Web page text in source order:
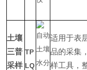
土壤
三普
采样
TP
LQ
适用于表
品的采集
样工具，